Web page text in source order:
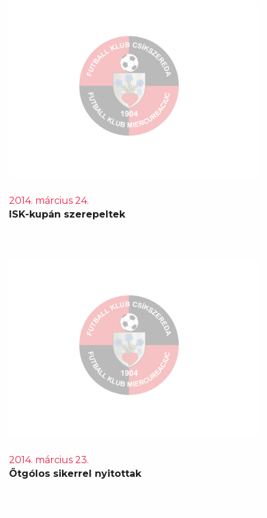
2014. március 24.
ISK-kupán szerepeltek
2014. március 23.
Ötgólos sikerrel nyitottak